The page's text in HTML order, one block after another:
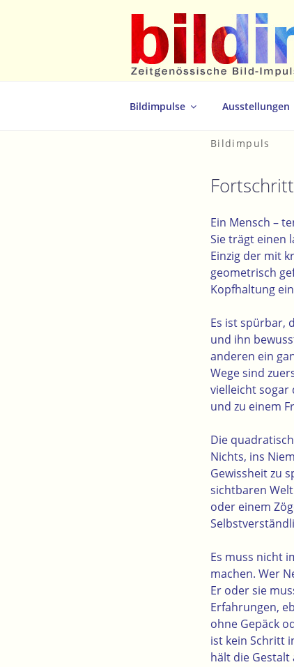
Bildimpulse Ausstellungen
Bildimpuls
Fortschritt
Ein Mensch –
Sie trägt einen
Einzig der mit
geometrisch
Kopfhaltung
Es ist spürbar,
und ihn
anderen ein
Wege sind
vielleicht sogar
und zu einem
Die
Nichts, ins
Gewissheit zu
sichtbaren
oder einem
Es muss nicht
machen. Wer
Er oder sie
Erfahrungen,
ohne Gepäck
ist kein Schritt
hält die